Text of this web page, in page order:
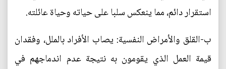
استقرار دائم، مما ينعكس سلبا على حياته وحياة عائلته.
ب-القلق والأمراض النفسية: يصاب الأفراد بالملل، وفقدان
قيمة العمل الذي يقومون به نتيجة عدم اندماجهم في